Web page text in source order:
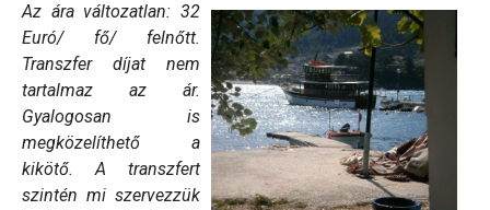
Az ára változatlan: 32
Euró/ fő/ felnőtt.
Transzfer díjat nem
tartalmaz az ár.
Gyalogosan is
megközelíthető a
kikötő. A transzfert
szintén mi szervezzük